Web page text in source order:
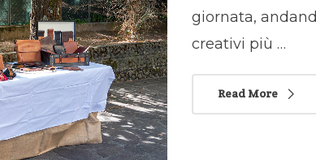
giornata,
creativi più …
Read More